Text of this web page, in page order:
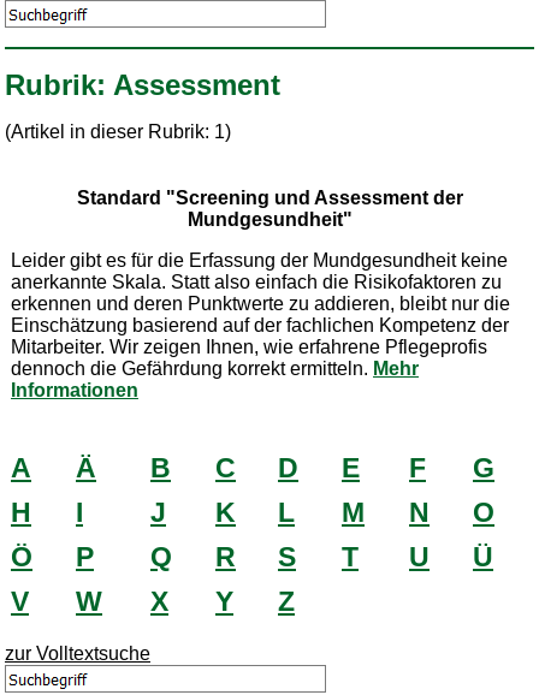
Rubrik: Assessment
(Artikel in dieser Rubrik: 1)
Standard "Screening und Assessment der
Mundgesundheit"
Leider gibt es für die Erfassung der Mundgesundheit keine
anerkannte Skala. Statt also einfach die Risikofaktoren zu
erkennen und deren Punktwerte zu addieren, bleibt nur die
Einschätzung basierend auf der fachlichen Kompetenz der
Mitarbeiter. Wir zeigen Ihnen, wie erfahrene Pflegeprofis
dennoch die Gefährdung korrekt ermitteln. Mehr
Informationen
A Ä B C D E F
G
H
I J K L M N
O
Ö
P Q R S T U
Ü
V
W X Y Z
zur Volltextsuche